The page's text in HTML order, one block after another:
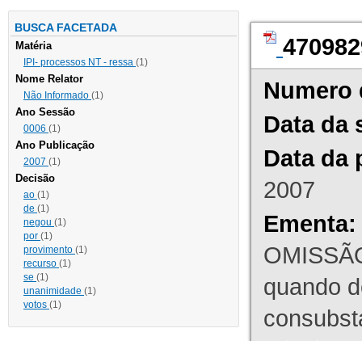
BUSCA FACETADA
Matéria
IPI- processos NT - ressa (1)
Nome Relator
Não Informado (1)
Ano Sessão
0006 (1)
Ano Publicação
2007 (1)
Decisão
ao (1)
de (1)
negou (1)
por (1)
provimento (1)
recurso (1)
se (1)
unanimidade (1)
votos (1)
Numero
Data da
Data da
2007
Ementa:
quando